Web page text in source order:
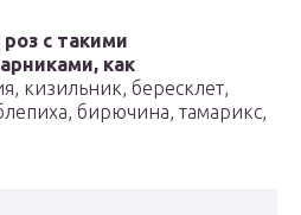
с такими
как
кизильник, бересклет,
бирючина, тамарикс,